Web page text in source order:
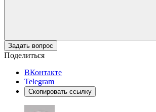
Задать вопрос
Поделиться
ВКонтакте
Telegram
Скопировать ссылку